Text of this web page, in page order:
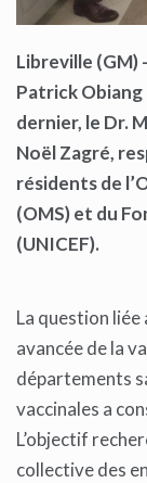
Libreville (GM)
Patrick Obiang
dernier, le Dr.
Noël Zagré,
résidents de
(OMS) et du
(UNICEF).
La question
avancée de la
départements
vaccinales a
L’objectif
collective des